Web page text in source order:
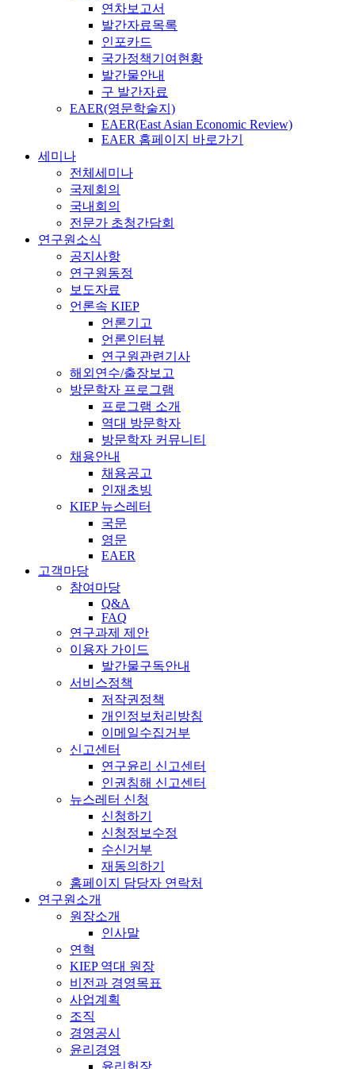
연차보고서
발간자료목록
인포카드
국가정책기여현황
발간물안내
구 발간자료
EAER(영문학술지)
EAER(East Asian Economic Review)
EAER 홈페이지 바로가기
세미나
전체세미나
국제회의
국내회의
전문가 초청간담회
연구원소식
공지사항
연구원동정
보도자료
언론속 KIEP
언론기고
언론인터뷰
연구원관련기사
해외연수/출장보고
방문학자 프로그램
프로그램 소개
역대 방문학자
방문학자 커뮤니티
채용안내
채용공고
인재초빙
KIEP 뉴스레터
국문
영문
EAER
고객마당
참여마당
Q&A
FAQ
연구과제 제안
이용자 가이드
발간물구독안내
서비스정책
저작권정책
개인정보처리방침
이메일수집거부
신고센터
연구윤리 신고센터
인권침해 신고센터
뉴스레터 신청
신청하기
신청정보수정
수신거부
재동의하기
홈페이지 담당자 연락처
연구원소개
원장소개
인사말
연혁
KIEP 역대 원장
비전과 경영목표
사업계획
조직
경영공시
윤리경영
윤리헌장